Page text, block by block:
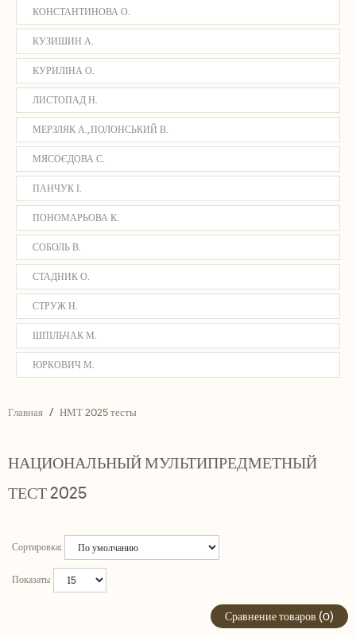
КОНСТАНТИНОВА О.
КУЗИШИН А.
КУРИЛІНА О.
ЛИСТОПАД Н.
МЕРЗЛЯК А., ПОЛОНСЬКИЙ В.
МЯСОЄДОВА С.
ПАНЧУК І.
ПОНОМАРЬОВА К.
СОБОЛЬ В.
СТАДНИК О.
СТРУЖ Н.
ШПІЛЬЧАК М.
ЮРКОВИЧ М.
Главная НМТ 2025 тесты
НАЦИОНАЛЬНЫЙ МУЛЬТИПРЕДМЕТНЫЙ
ТЕСТ 2025
Сортировка:
Показать:
Сравнение товаров (0)